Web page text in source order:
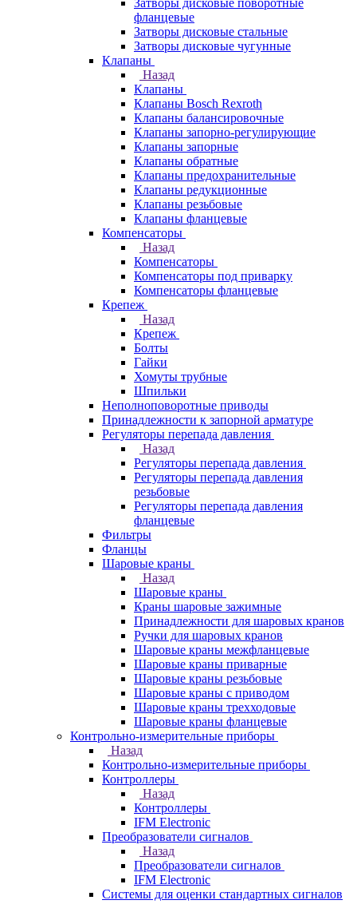
Затворы дисковые поворотные
фланцевые
Затворы дисковые стальные
Затворы дисковые чугунные
Клапаны
Назад
Клапаны
Клапаны Bosch Rexroth
Клапаны балансировочные
Клапаны запорно-регулирующие
Клапаны запорные
Клапаны обратные
Клапаны предохранительные
Клапаны редукционные
Клапаны резьбовые
Клапаны фланцевые
Компенсаторы
Назад
Компенсаторы
Компенсаторы под приварку
Компенсаторы фланцевые
Крепеж
Назад
Крепеж
Болты
Гайки
Хомуты трубные
Шпильки
Неполноповоротные приводы
Принадлежности к запорной арматуре
Регуляторы перепада давления
Назад
Регуляторы перепада давления
Регуляторы перепада давления
резьбовые
Регуляторы перепада давления
фланцевые
Фильтры
Фланцы
Шаровые краны
Назад
Шаровые краны
Краны шаровые зажимные
Принадлежности для шаровых кранов
Ручки для шаровых кранов
Шаровые краны межфланцевые
Шаровые краны приварные
Шаровые краны резьбовые
Шаровые краны с приводом
Шаровые краны трехходовые
Шаровые краны фланцевые
Контрольно-измерительные приборы
Назад
Контрольно-измерительные приборы
Контроллеры
Назад
Контроллеры
IFM Electronic
Преобразователи сигналов
Назад
Преобразователи сигналов
IFM Electronic
Системы для оценки стандартных сигналов